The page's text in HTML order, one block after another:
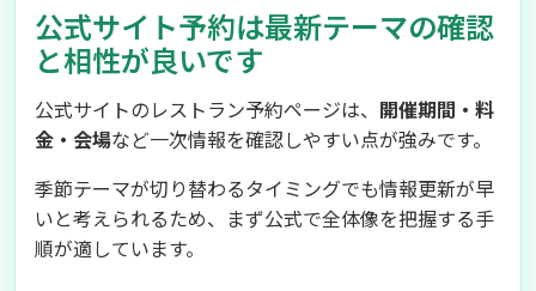
公式サイト予約は最新テーマの確認
と相性が良いです
公式サイトのレストラン予約ページは、 開催期間・料
金・会場など一次情報を確認しやすい点が強みです。
季節テーマが切り替わるタイミングでも情報更新が早
いと考えられるため、まず公式で全体像を把握する手
順が適しています。